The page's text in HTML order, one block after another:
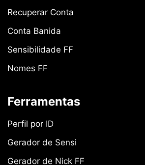
Recuperar Conta
Conta Banida
Sensibilidade FF
Nomes FF
Ferramentas
Perfil por ID
Gerador de Sensi
Gerador de Nick FF